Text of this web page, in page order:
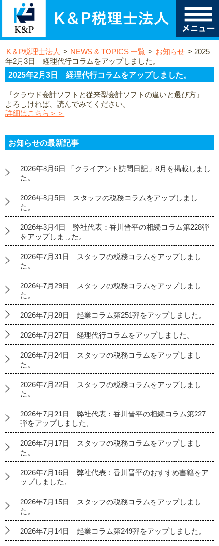
K＆P税理士法人 > NEWS & TOPICS 一覧 > お知らせ >2025
年2月3日 経理代行コラムをアップしました。
2025年2月3日 経理代行コラムをアップしました。
『クラウド会計ソフトと従来型会計ソフトの違いと選び方』
よろしければ、読んでみてください。
詳細はこちら＞＞
お知らせの最新記事
2026年8月6日 「クライアント訪問日記」8月を掲載しまし
た。
2026年8月5日 スタッフの税務コラムをアップしまし
た。
2026年8月4日 弊社代表：香川晋平の相続コラム第228弾
をアップしました。
2026年7月31日 スタッフの税務コラムをアップしまし
た。
2026年7月29日 スタッフの税務コラムをアップしまし
た。
2026年7月28日 起業コラム第251弾をアップしました。
2026年7月27日 経理代行コラムをアップしました。
2026年7月24日 スタッフの税務コラムをアップしまし
た。
2026年7月22日 スタッフの税務コラムをアップしまし
た。
2026年7月21日 弊社代表：香川晋平の相続コラム第227
弾をアップしました。
2026年7月17日 スタッフの税務コラムをアップしまし
た。
2026年7月16日 弊社代表：香川晋平のおすすめ書籍をア
ップしました。
2026年7月15日 スタッフの税務コラムをアップしまし
た。
2026年7月14日 起業コラム第249弾をアップしました。